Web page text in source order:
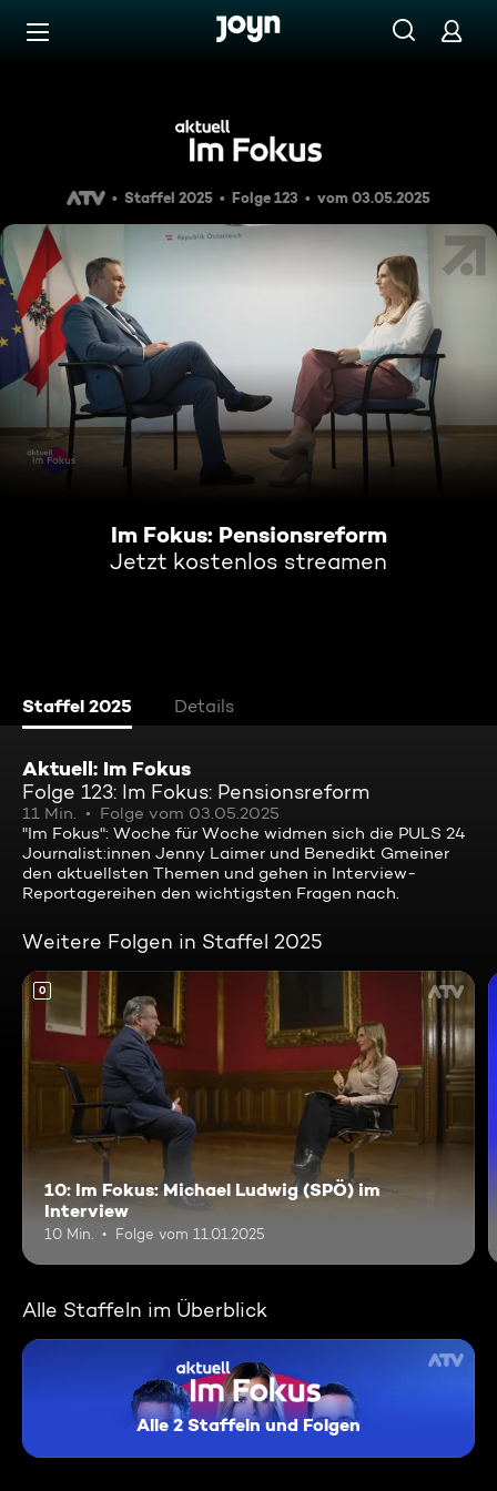
Zum Inhalt springen
Staffel 2025 Folge 123 vom 03.05.2025
Im Fokus: Pensionsreform
Jetzt kostenlos streamen
Staffel 2025 Details
Aktuell: Im Fokus
Folge 123: Im Fokus: Pensionsreform
11 Min.
Folge vom 03.05.2025
"Im Fokus": Woche für Woche widmen sich die PULS 24
Journalist:innen Jenny Laimer und Benedikt Gmeiner
den aktuellsten Themen und gehen in Interview-
Reportagereihen den wichtigsten Fragen nach.
Weitere Folgen in Staffel 2025
0
10: Im Fokus: Michael Ludwig (SPÖ) im
Interview
10 Min. Folge vom 11.01.2025
Alle Staffeln im Überblick
Alle 2 Staffeln und Folgen